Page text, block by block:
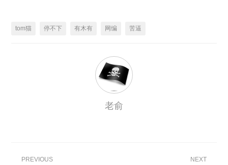
tom猫 停不下 有木有 网编 苦逼
老俞
PREVIOUS NEXT